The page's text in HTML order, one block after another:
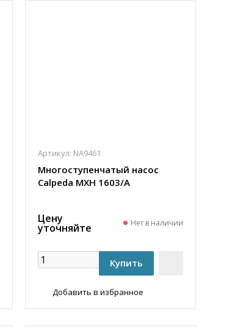
Артикул: NA9461
Многоступенчатый насос
Calpeda MXH 1603/A
Цену
уточняйте Нет в наличии
Добавить в избранное